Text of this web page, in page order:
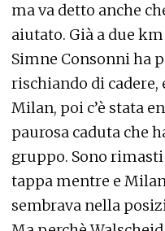
ma va detto anche
aiutato. Già a due
Simne Consonni ha
rischiando di
Milan, poi c’è stata
paurosa caduta che
gruppo. Sono
tappa mentre e
sembrava nella